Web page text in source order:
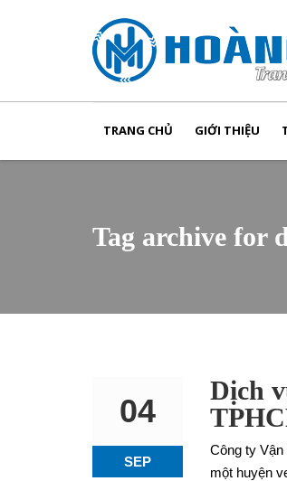
TRANG CHỦ GIỚI THIỆU
Tag archive for
04
SEP
Dịch
Công ty
một huyện